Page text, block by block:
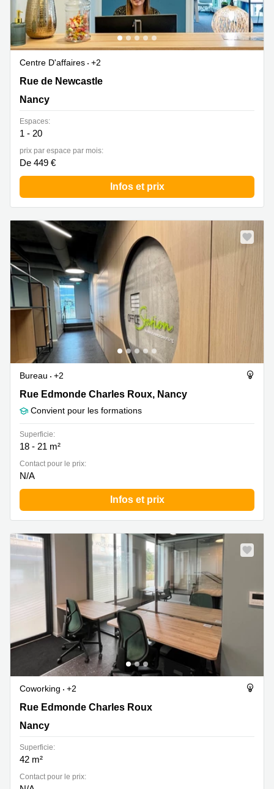
Centre D'affaires
+2
Rue de Newcastle 171, Nancy
Rue de Newcastle
Nancy
Espaces:
1 - 20
prix par espace par mois:
De 449 €
Infos et prix
Bureau
+2
Rue Edmonde Charles Roux 5, Nancy
Rue Edmonde Charles Roux, Nancy
Convient pour les formations
Superficie:
18 - 21 m²
Contact pour le prix:
N/A
Infos et prix
Coworking
+2
Rue Edmonde Charles Roux 5, Nancy
Rue Edmonde Charles Roux
Nancy
Superficie:
42 m²
Contact pour le prix: